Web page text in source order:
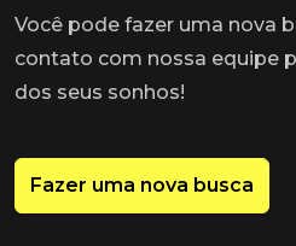
Você pode fazer uma nova
contato com nossa equipe
dos seus sonhos!
Fazer uma nova busca